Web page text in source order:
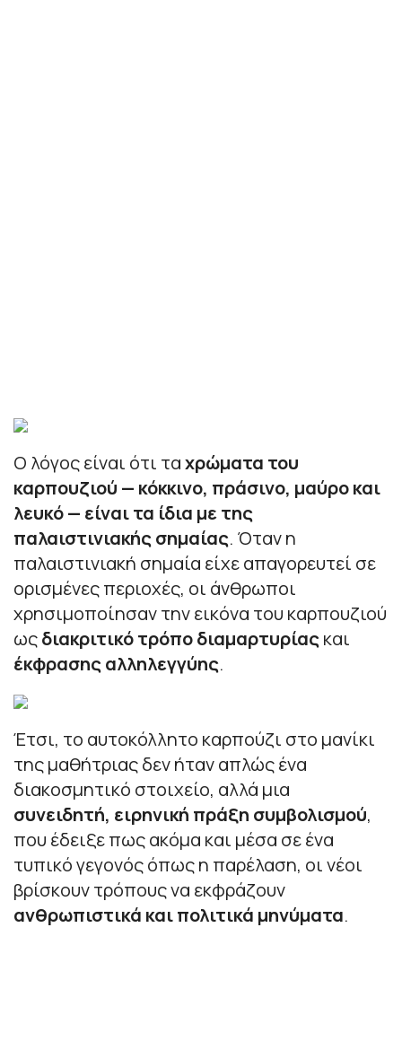
Ο λόγος είναι ότι ταχρώματα του
καρπουζιού — κόκκινο, πράσινο, μαύρο και
λευκό — είναι τα ίδια με της
παλαιστινιακής σημαίας. Όταν η
παλαιστινιακή σημαία είχε απαγορευτεί σε
ορισμένες περιοχές, οι άνθρωποι
χρησιμοποίησαν την εικόνα του καρπουζιού
ωςδιακριτικό τρόπο διαμαρτυρίαςκαι
έκφρασης αλληλεγγύης.
Έτσι, το αυτοκόλλητο καρπούζι στο μανίκι
της μαθήτριας δεν ήταν απλώς ένα
διακοσμητικό στοιχείο, αλλά μια
συνειδητή, ειρηνική πράξη συμβολισμού,
που έδειξε πως ακόμα και μέσα σε ένα
τυπικό γεγονός όπως η παρέλαση, οι νέοι
βρίσκουν τρόπους να εκφράζουν
ανθρωπιστικά και πολιτικά μηνύματα.